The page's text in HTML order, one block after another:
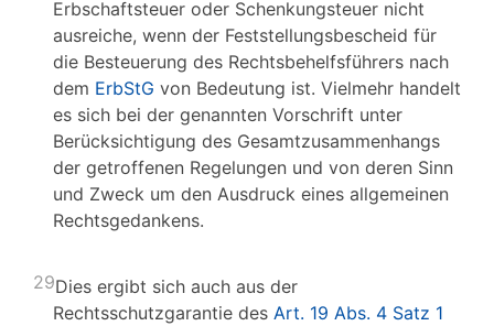
Erbschaftsteuer oder Schenkungsteuer nicht
ausreiche, wenn der Feststellungsbescheid für
die Besteuerung des Rechtsbehelfsführers nach
dem ErbStG von Bedeutung ist. Vielmehr handelt
es sich bei der genannten Vorschrift unter
Berücksichtigung des Gesamtzusammenhangs
der getroffenen Regelungen und von deren Sinn
und Zweck um den Ausdruck eines allgemeinen
Rechtsgedankens.
29Dies ergibt sich auch aus der
Rechtsschutzgarantie des Art. 19 Abs. 4 Satz 1